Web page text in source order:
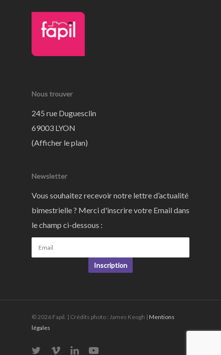
Nous trouver
245 rue Duguesclin
69003 LYON
(Afficher le plan)
Newsletter
Vous souhaitez recevoir notre lettre d’actualité
bimestrielle ? Merci d'inscrire votre Email dans
le champ ci-dessous :
Inscription
© 2026 Fapil. | Crédits photo : James Keogh | Mentions
légales